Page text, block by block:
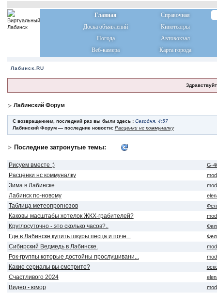
Главная
Справочная
Доска объявлений
Кинотеатры
Погода
Автовокзал
Веб-камера
Карта города
Лабинск.RU
Лабинский Форум
С возвращением, последний раз вы были здесь : Сегодня, 4:57
Лабинский Форум — последние новости: Расценки нс коммуналку
Последние затронутые темы:
Рисуем вместе :) G-
Расценки нс коммуналку
Зима в Лабинске
Лабинск по-новому
Таблица метеопрогнозов
Каковы масштабы хотелок ЖКХ-грабителей?
Круглосуточно - это сколько часов?..
Где в Лабинске купить шкуры песца и поче...
Сибирский Ведмедь в Лабинске.
Рок-группы которые достойны прослушивани...
Какие сериалы вы смотрите?
Счастливого 2024
Видео - юмор